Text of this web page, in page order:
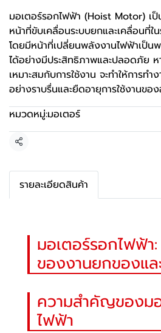
มอเตอร์รอกไฟฟ้า (Hoist Motor) เ
หน้าที่ขับเคลื่อนระบบยกและเคลื่อนที่ใ
โดยมีหน้าที่เปลี่ยนพลังงานไฟฟ้าเป็
ได้อย่างมีประสิทธิภาพและปลอดภัย
เหมาะสมกับการใช้งาน จะทำให้การทำ
อย่างราบรื่นและยืดอายุการใช้งานข
หมวดหมู่:มอเตอร์
แชร์
รายละเอียดสินค้า
มอเตอร์รอกไฟฟ้
ของงานยกของแล
ความสำคัญของม
ไฟฟ้า